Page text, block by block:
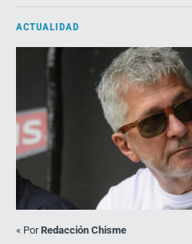
ACTUALIDAD
« PorRedacción Chisme